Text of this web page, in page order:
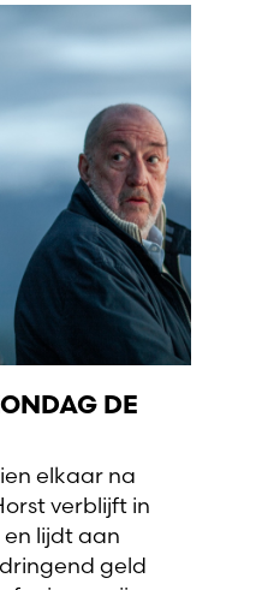
DE
elkaar na
verblijft in
lijdt aan
geld